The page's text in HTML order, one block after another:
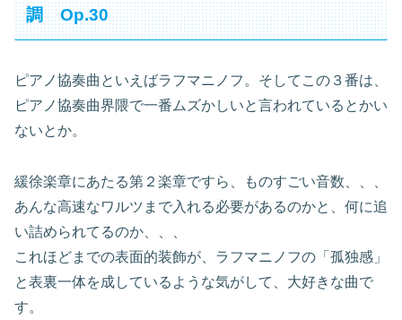
調 Op.30
ピアノ協奏曲といえばラフマニノフ。そしてこの３番は、
ピアノ協奏曲界隈で一番ムズかしいと言われているとかい
ないとか。
緩徐楽章にあたる第２楽章ですら、ものすごい音数、、、
あんな高速なワルツまで入れる必要があるのかと、何に追
い詰められてるのか、、、
これほどまでの表面的装飾が、ラフマニノフの「孤独感」
と表裏一体を成しているような気がして、大好きな曲で
す。